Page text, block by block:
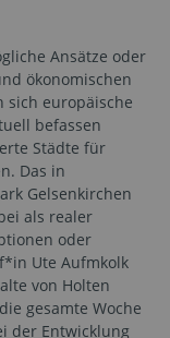
Ansätze oder
ökonomischen
sich europäische
befassen
Städte für
Das in
Gelsenkirchen
als realer
oder
Ute Aufmkolk
von Holten
gesamte Woche
der Entwicklung